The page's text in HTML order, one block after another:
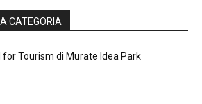
CATEGORIA
for Tourism di Murate Idea Park